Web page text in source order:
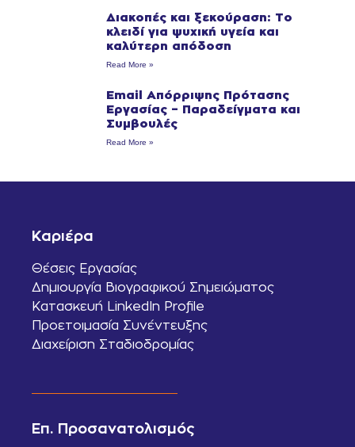
Διακοπές και ξεκούραση: Το
κλειδί για ψυχική υγεία και
καλύτερη απόδοση
Read More »
Email Απόρριψης Πρότασης
Εργασίας – Παραδείγματα και
Συμβουλές
Read More »
Καριέρα
Θέσεις Εργασίας
Δημιουργία Βιογραφικού Σημειώματος
Κατασκευή LinkedIn Profile
Προετοιμασία Συνέντευξης
Διαχείριση Σταδιοδρομίας
Επ. Προσανατολισμός